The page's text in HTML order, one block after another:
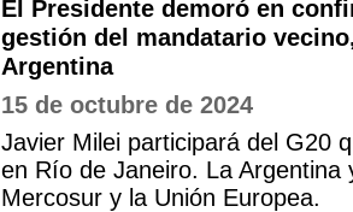
El Presidente demoró en
gestión del mandatario
Argentina
15 de octubre de 2024
Javier Milei participará del G20
en Río de Janeiro. La
Mercosur y la Unión Europea.